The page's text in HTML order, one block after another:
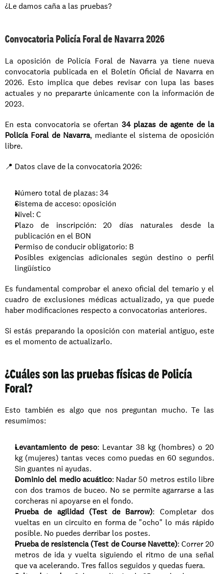
¿Le damos caña a las pruebas?
Convocatoria Policía Foral de Navarra 2026
La oposición de Policía Foral de Navarra ya tiene nueva
convocatoria publicada en el Boletín Oficial de Navarra en
2026. Esto implica que debes revisar con lupa las bases
actuales y no prepararte únicamente con la información de
2023.
En esta convocatoria se ofertan 34 plazas de agente de la
Policía Foral de Navarra, mediante el sistema de oposición
libre.
📍 Datos clave de la convocatoria 2026:
Número total de plazas: 34
Sistema de acceso: oposición
Nivel: C
Plazo de inscripción: 20 días naturales desde la
publicación en el BON
Permiso de conducir obligatorio: B
Posibles exigencias adicionales según destino o perfil
lingüístico
Es fundamental comprobar el anexo oficial del temario y el
cuadro de exclusiones médicas actualizado, ya que puede
haber modificaciones respecto a convocatorias anteriores.
Si estás preparando la oposición con material antiguo, este
es el momento de actualizarlo.
¿Cuáles son las pruebas físicas de Policía
Foral?
Esto también es algo que nos preguntan mucho. Te las
resumimos:
Levantamiento de peso: Levantar 38 kg (hombres) o 20
kg (mujeres) tantas veces como puedas en 60 segundos.
Sin guantes ni ayudas.
Dominio del medio acuático: Nadar 50 metros estilo libre
con dos tramos de buceo. No se permite agarrarse a las
corcheras ni apoyarse en el fondo.
Prueba de agilidad (Test de Barrow): Completar dos
vueltas en un circuito en forma de "ocho" lo más rápido
posible. No puedes derribar los postes.
Prueba de resistencia (Test de Course Navette): Correr 20
metros de ida y vuelta siguiendo el ritmo de una señal
que va acelerando. Tres fallos seguidos y quedas fuera.